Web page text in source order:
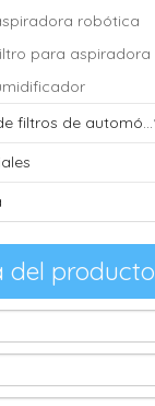
robótica
para aspiradora
Reemplazos de filtros de automóviles
del producto